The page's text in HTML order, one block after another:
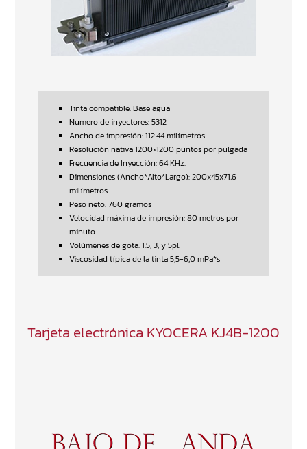
Tinta compatible: Base agua
Numero de inyectores: 5312
Ancho de impresión: 112.44 milímetros
Resolución nativa 1200×1200 puntos por pulgada
Frecuencia de Inyección: 64 KHz.
Dimensiones (Ancho*Alto*Largo): 200x45x71,6
milímetros
Peso neto: 760 gramos
Velocidad máxima de impresión: 80 metros por
minuto
Volúmenes de gota: 1.5, 3, y 5pl.
Viscosidad típica de la tinta 5,5-6,0 mPa*s
Tarjeta electrónica KYOCERA KJ4B-1200